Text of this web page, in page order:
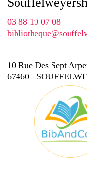
03 88 19 07 08
10 Rue Des Sept
67460